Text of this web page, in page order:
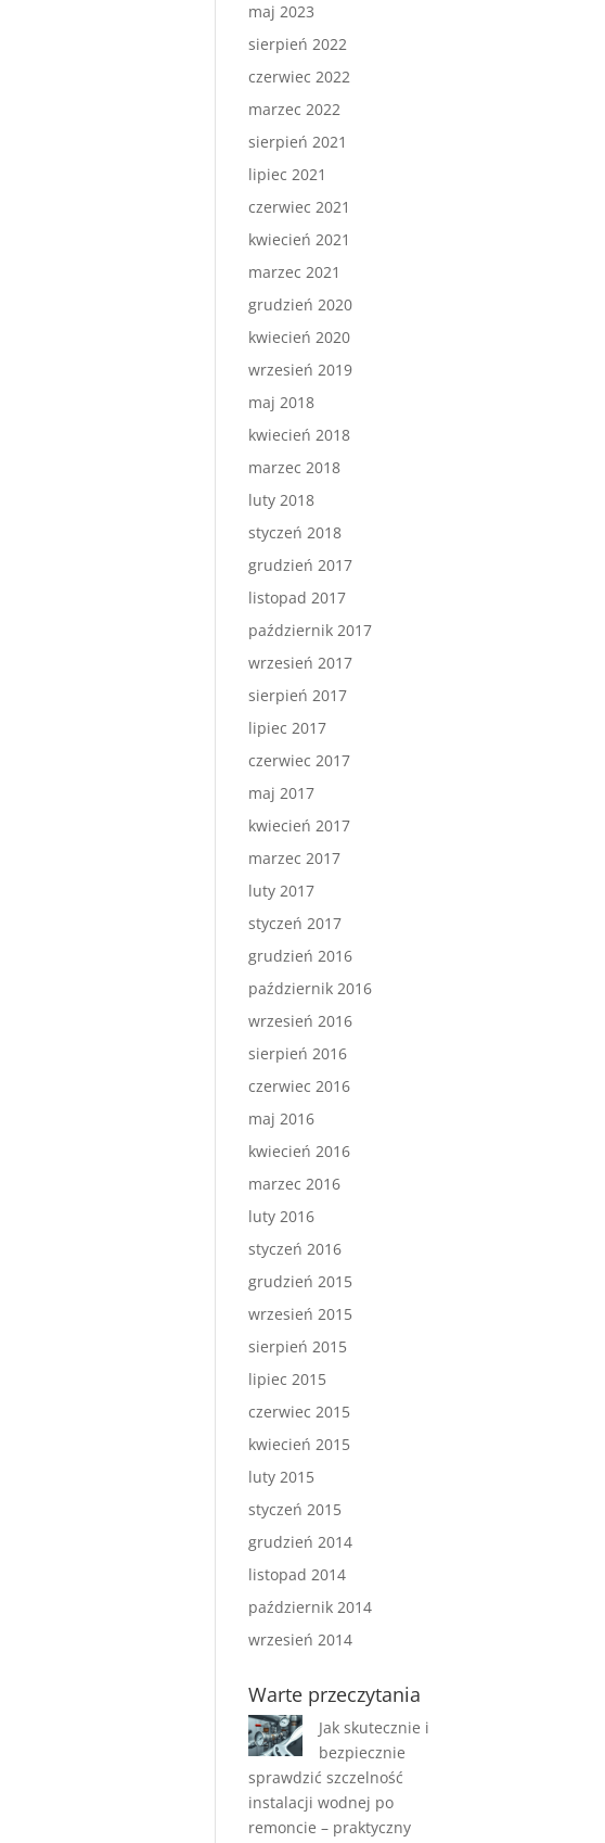
maj 2023
sierpień 2022
czerwiec 2022
marzec 2022
sierpień 2021
lipiec 2021
czerwiec 2021
kwiecień 2021
marzec 2021
grudzień 2020
kwiecień 2020
wrzesień 2019
maj 2018
kwiecień 2018
marzec 2018
luty 2018
styczeń 2018
grudzień 2017
listopad 2017
październik 2017
wrzesień 2017
sierpień 2017
lipiec 2017
czerwiec 2017
maj 2017
kwiecień 2017
marzec 2017
luty 2017
styczeń 2017
grudzień 2016
październik 2016
wrzesień 2016
sierpień 2016
czerwiec 2016
maj 2016
kwiecień 2016
marzec 2016
luty 2016
styczeń 2016
grudzień 2015
wrzesień 2015
sierpień 2015
lipiec 2015
czerwiec 2015
kwiecień 2015
luty 2015
styczeń 2015
grudzień 2014
listopad 2014
październik 2014
wrzesień 2014
Warte przeczytania
Jak skutecznie i
bezpiecznie
sprawdzić szczelność
instalacji wodnej po
remoncie – praktyczny